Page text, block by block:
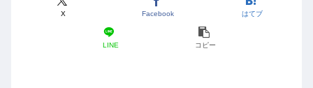
X Facebook はてブ
LINE コピー